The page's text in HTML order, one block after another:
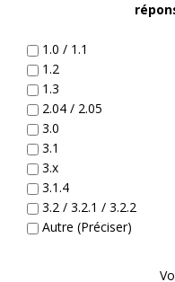
1.0 / 1.1
1.2
1.3
2.04 / 2.05
3.0
3.1
3.x
3.1.4
3.2 / 3.2.1 / 3.2.2
Autre (Préciser)